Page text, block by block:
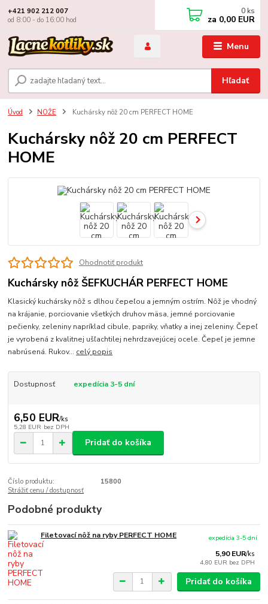
Menu
Hľadať
+421 902 212 007
od 8:00 - do 16:00 hod
0 ks
za 0,00 EUR
Úvod NOŽE Kuchársky nôž 20 cm PERFECT HOME
Kuchársky nôž 20 cm PERFECT
HOME
Ohodnotiť produkt
Kuchársky nôž ŠEFKUCHÁR PERFECT HOME
Klasický kuchársky nôž s dlhou čepeľou a jemným ostrím. Nôž je vhodný
na krájanie, porciovanie všetkých druhov mäsa, jemné porciovanie
pečienky, zeleniny napríklad cibule, papriky, vňatky a inej zeleniny. Čepeľ
je vyrobená z kvalitnej ušľachtilej nehrdzavejúcej ocele. Čepeľ je jemne
nabrúsená. Rukov... celý popis
Dostupnosť expedícia 3-5 dní
6,50 EUR/ks
5,28 EUR bez DPH
Pridať do košíka
Číslo produktu:
15800
Strážiť cenu / dostupnosť
Podobné produkty
Filetovací nôž na ryby PERFECT HOME
5,90 EUR/ks
4,80 EUR bez DPH
expedícia 3-5 dní
Pridať do košíka